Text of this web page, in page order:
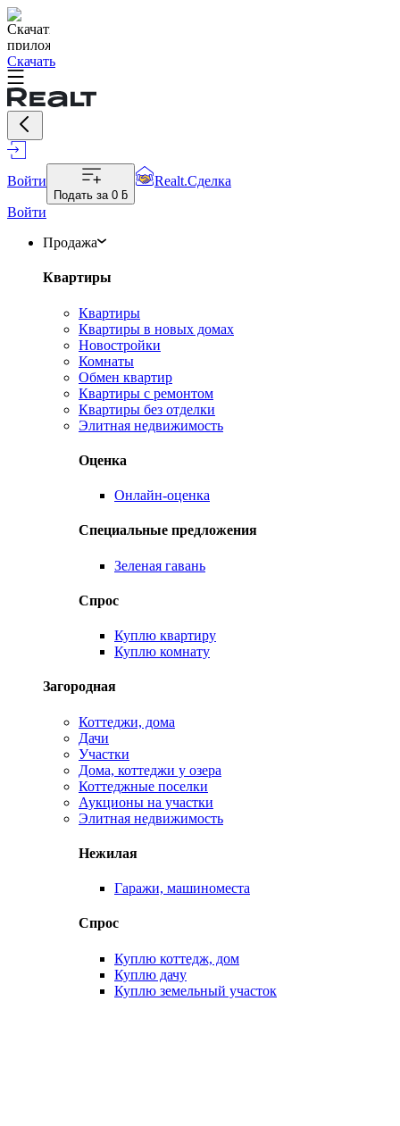
Скачать
Войти
Подать за 0 ƃ
Realt.Сделка
Войти
Продажа
Квартиры
Квартиры
Квартиры в новых домах
Новостройки
Комнаты
Обмен квартир
Квартиры с ремонтом
Квартиры без отделки
Элитная недвижимость
Оценка
Онлайн-оценка
Специальные предложения
Зеленая гавань
Спрос
Куплю квартиру
Куплю комнату
Загородная
Коттеджи, дома
Дачи
Участки
Дома, коттеджи у озера
Коттеджные поселки
Аукционы на участки
Элитная недвижимость
Нежилая
Гаражи, машиноместа
Спрос
Куплю коттедж, дом
Куплю дачу
Куплю земельный участок